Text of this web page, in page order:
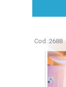
Cod.:2688